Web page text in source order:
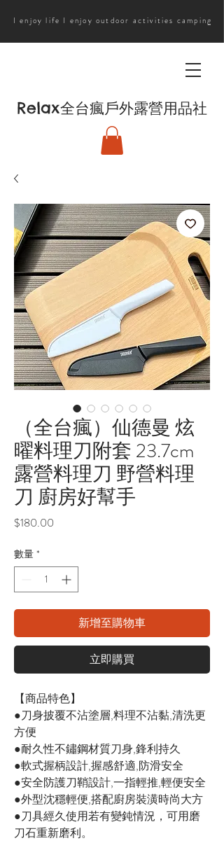
I enjoy life I enjoy outdoor activities camping
Relax全台瘋戶外露營用品社
（全台瘋）仙德曼 炫
曜料理刀附套 23.7cm
露營料理刀 野營料理
刀 廚房好幫手
$180.00
數量 *
新增至購物車
立即購買
【商品特色】
●刀身披覆不沾塗層,料理不沾黏,清洗更
方便
●耐久性不鏽鋼材質刀身,鋒利持久
●軟式握柄設計,握感舒適,防滑安全
●安全防護刀鞘設計,一指輕推,輕便安全
●外型沈穩輕便,搭配廚房裝潢時尚大方
●刀具經久使用若有變鈍情況，可用磨
刀石重新磨利。